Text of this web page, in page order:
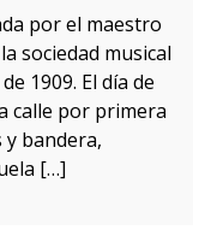
por el maestro
sociedad musical
1909. El día de
calle por primera
bandera,
[…]